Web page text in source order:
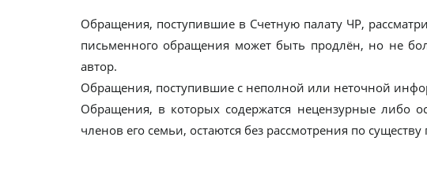
Обращения, поступившие в Счетную палату ЧР,
письменного обращения может быть продлён, но не
автор.
Обращения, поступившие с неполной или неточной
Обращения, в которых содержатся нецензурные либо
членов его семьи, остаются без рассмотрения по